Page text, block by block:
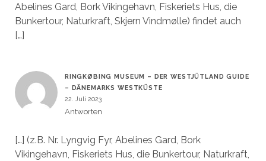
Abelines Gard, Bork Vikingehavn, Fiskeriets Hus, die
Bunkertour, Naturkraft, Skjern Vindmølle) findet auch
[…]
RINGKØBING MUSEUM – DER WESTJÜTLAND GUIDE
– DÄNEMARKS WESTKÜSTE
22. Juli 2023
Antworten
[…] (z.B. Nr. Lyngvig Fyr, Abelines Gard, Bork
Vikingehavn, Fiskeriets Hus, die Bunkertour, Naturkraft,